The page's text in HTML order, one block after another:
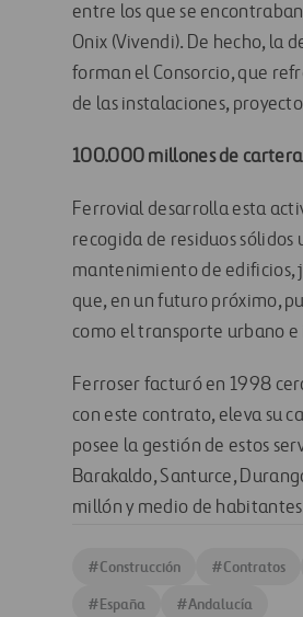
entre los que se
Onix (Vivendi). De hecho, la
forman el Consorcio, que
de las instalaciones,
100.000 millones de cartera
Ferrovial desarrolla esta
recogida de residuos
mantenimiento de edificios,
que, en un futuro próximo,
como el transporte urbano
Ferroser facturó en 1998
con este contrato, eleva su
posee la gestión de estos
Barakaldo, Santurce,
millón y medio de
#Construcción #Contratos
#España #Andalucía